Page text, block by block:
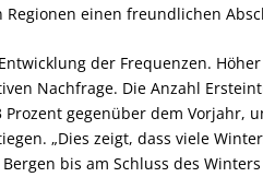
einen freundlichen
der Frequenzen.
Nachfrage. Die Anzahl
gegenüber dem Vorjahr,
„Dies zeigt, dass viele
bis am Schluss des